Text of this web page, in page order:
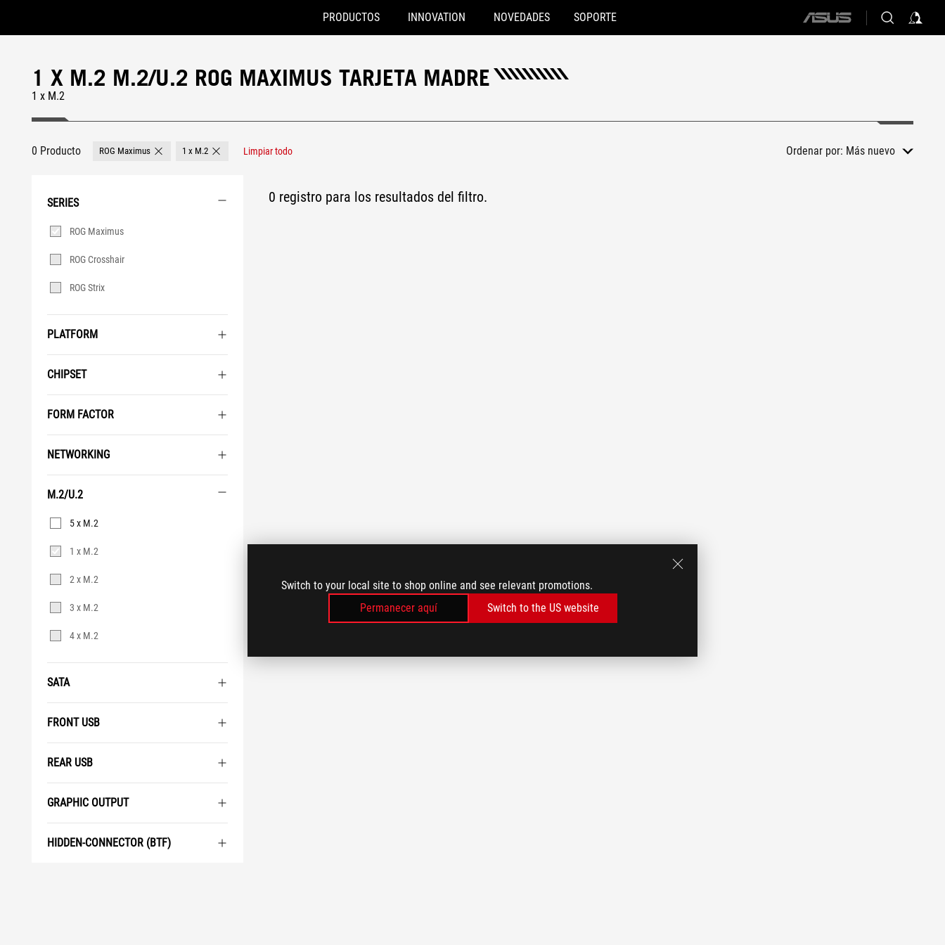
Switch to your local site to shop online and see relevant promotions.
Permanecer aquí
Switch to the US website
Accessibility links
PRODUCTOS INNOVATION NOVEDADES SOPORTE
ASUS
1 X M.2 M.2/U.2 ROG MAXIMUS TARJETA MADRE
1 x M.2
0 Producto ROG Maximus Remove ROG Maximus
1 x M.2 Remove 1 x M.2
Limpiar todo Ordenar por: Más nuevo
SERIES
Series
ROG Maximus
ROG Crosshair
ROG Strix
PLATFORM
CHIPSET
FORM FACTOR
NETWORKING
M.2/U.2
M.2/U.2
1 x M.2
2 x M.2
3 x M.2
4 x M.2
5 x M.2
SATA
FRONT USB
REAR USB
GRAPHIC OUTPUT
HIDDEN-CONNECTOR (BTF)
0 registro para los resultados del filtro.